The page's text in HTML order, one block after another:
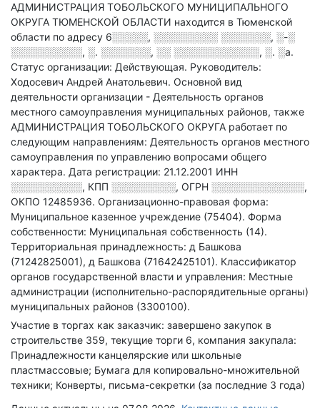
АДМИНИСТРАЦИЯ ТОБОЛЬСКОГО МУНИЦИПАЛЬНОГО
ОКРУГА ТЮМЕНСКОЙ ОБЛАСТИ находится в Тюменской
области по адресу 6░░░░░, ░░░░░░░░░ ░░░░░░░, ░-░
░░░░░░░░░░, ░. ░░░░░░░, ░░ ░░░░░░░░░░░░, ░. ░а.
Статус организации: Действующая. Руководитель:
Ходосевич Андрей Анатольевич. Основной вид
деятельности организации - Деятельность органов
местного самоуправления муниципальных районов, также
АДМИНИСТРАЦИЯ ТОБОЛЬСКОГО ОКРУГА работает по
следующим направлениям: Деятельность органов местного
самоуправления по управлению вопросами общего
характера. Дата регистрации: 21.12.2001 ИНН
░░░░░░░░░░, КПП ░░░░░░░░░, ОГРН ░░░░░░░░░░░░░,
ОКПО 12485936. Организационно-правовая форма:
Муниципальное казенное учреждение (75404). Форма
собственности: Муниципальная собственность (14).
Территориальная принадлежность: д Башкова
(71242825001), д Башкова (71642425101). Классификатор
органов государственной власти и управления: Местные
администрации (исполнительно-распорядительные органы)
муниципальных районов (3300100).
Участие в торгах как заказчик: завершено закупок в
строительстве 359, текущие торги 6, компания закупала:
Принадлежности канцелярские или школьные
пластмассовые; Бумага для копировально-множительной
техники; Конверты, письма-секретки (за последние 3 года)